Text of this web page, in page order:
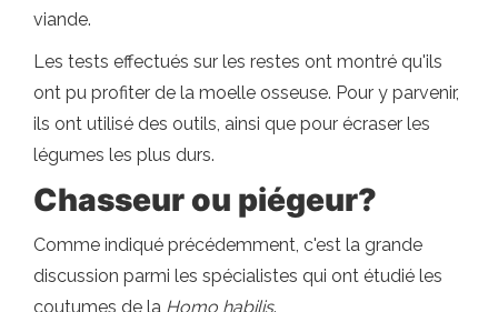
viande.
Les tests effectués sur les restes ont montré qu'ils
ont pu profiter de la moelle osseuse. Pour y parvenir,
ils ont utilisé des outils, ainsi que pour écraser les
légumes les plus durs.
Chasseur ou piégeur?
Comme indiqué précédemment, c'est la grande
discussion parmi les spécialistes qui ont étudié les
coutumes de la Homo habilis.